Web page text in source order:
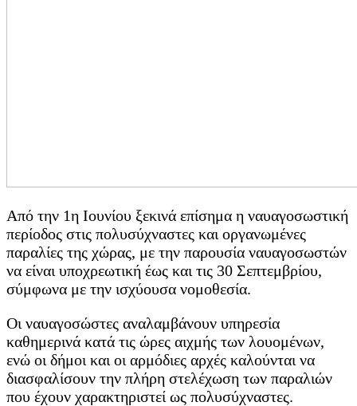
Από την 1η Ιουνίου ξεκινά επίσημα η ναυαγοσωστική
περίοδος στις πολυσύχναστες και οργανωμένες
παραλίες της χώρας, με την παρουσία ναυαγοσωστών
να είναι υποχρεωτική έως και τις 30 Σεπτεμβρίου,
σύμφωνα με την ισχύουσα νομοθεσία.
Οι ναυαγοσώστες αναλαμβάνουν υπηρεσία
καθημερινά κατά τις ώρες αιχμής των λουομένων,
ενώ οι δήμοι και οι αρμόδιες αρχές καλούνται να
διασφαλίσουν την πλήρη στελέχωση των παραλιών
που έχουν χαρακτηριστεί ως πολυσύχναστες.